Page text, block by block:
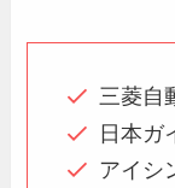
三菱自
日本ガ
アイシ